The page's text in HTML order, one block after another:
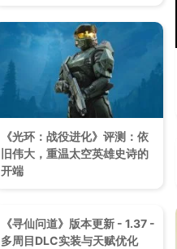
《光环：战役进化》评测：依
旧伟大，重温太空英雄史诗的
开端
《寻仙问道》版本更新 - 1.37 -
多周目DLC实装与天赋优化